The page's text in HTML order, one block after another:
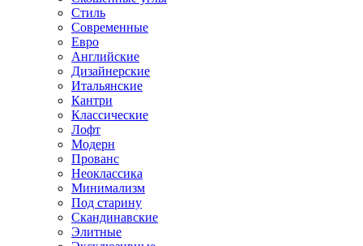
Стиль
Современные
Евро
Английские
Дизайнерские
Итальянские
Кантри
Классические
Лофт
Модерн
Прованс
Неоклассика
Минимализм
Под старину
Скандинавские
Элитные